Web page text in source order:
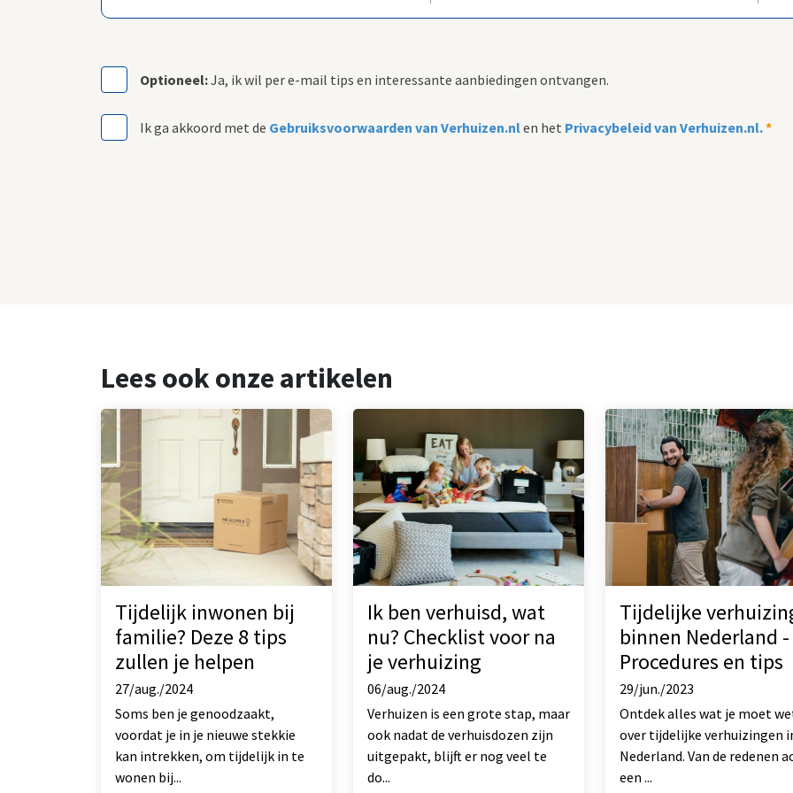
Optioneel:Ja, ik wil per e-mail tips en interessante aanbiedingen ontvangen.
Ik ga akkoord met de Gebruiksvoorwaarden van Verhuizen.nlen het Privacybeleid van Verhuizen.nl.*
Lees ook onze artikelen
Tijdelijk inwonen bij
familie? Deze 8 tips
zullen je helpen
27/aug./2024
Soms ben je genoodzaakt,
voordat je in je nieuwe stekkie
kan intrekken, om tijdelijk in te
wonen bij...
Ik ben verhuisd, wat
nu? Checklist voor na
je verhuizing
06/aug./2024
Verhuizen is een grote stap, maar
ook nadat de verhuisdozen zijn
uitgepakt, blijft er nog veel te
do...
Tijdelijke
binnen Nederland -
Procedures en tips
29/jun./2023
Ontdek alles wat je moet
over tijdelijke verhuizingen
Nederland. Van de redenen
een ...